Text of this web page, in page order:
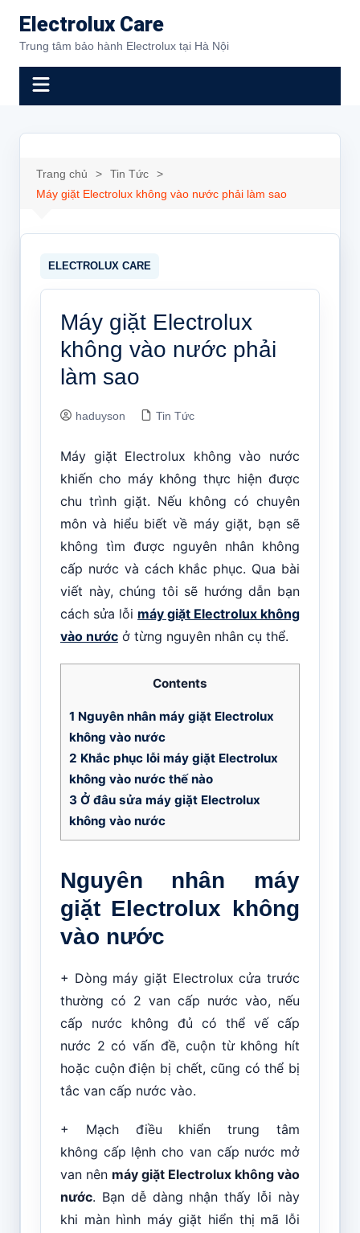
đến
phần
Electrolux Care
Trung tâm bảo hành Electrolux tại Hà Nội
Trang chủ
Tin Tức
Máy giặt Electrolux không vào nước phải làm sao
Máy giặt Electrolux
không vào nước phải
làm sao
haduyson Tin Tức
Máy giặt Electrolux không vào nước
khiến cho máy không thực hiện được
chu trình giặt. Nếu không có chuyên
môn và hiểu biết về máy giặt, bạn sẽ
không tìm được nguyên nhân không
cấp nước và cách khắc phục. Qua bài
viết này, chúng tôi sẽ hướng dẫn bạn
cách sửa lỗi máy giặt Electrolux không
vào nướcở từng nguyên nhân cụ thể.
Contents
1 Nguyên nhân máy giặt Electrolux
không vào nước
2 Khắc phục lỗi máy giặt Electrolux
không vào nước thế nào
3Ở đâu sửa máy giặt Electrolux
không vào nước
Nguyên nhân máy
giặt Electrolux không
vào nước
+ Dòng máy giặt Electrolux cửa trước
thường có 2 van cấp nước vào, nếu
cấp nước không đủ có thể vế cấp
nước 2 có vấn đề, cuộn từ không hít
hoặc cuộn điện bị chết, cũng có thể bị
tắc van cấp nước vào.
+ Mạch điều khiển trung tâm
không cấp lệnh cho van cấp nước mở
van nên máy giặt Electrolux không vào
nước. Bạn dễ dàng nhận thấy lỗi này
khi màn hình máy giặt hiển thị mã lỗi